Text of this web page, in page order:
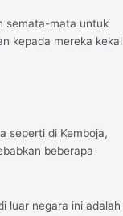
semata-mata untuk
kepada mereka kekal
seperti di Kemboja,
beberapa
luar negara ini adalah